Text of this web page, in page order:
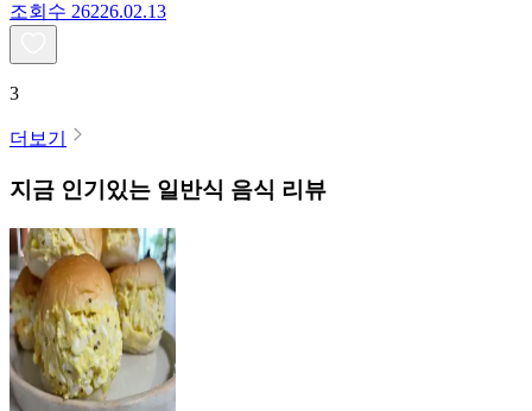
조회수 26226.02.13
3
더보기
지금 인기있는 일반식 음식 리뷰